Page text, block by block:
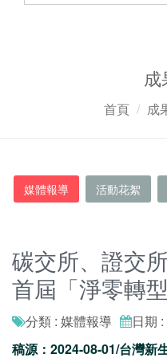
成
首頁 成
媒體報導 活動花絮
碳交所、證交
首屆「淨零轉型
分類 : 媒體報導 日期
稿源：2024-08-01/台灣新